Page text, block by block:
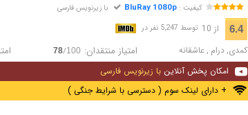
کیفیت :BluRay 1080p با زیرنویس فارسی
6.4 از 10 توسط 5,247 نفر در
کمدی, درام , عاشقانه امتیاز منتقدان: 78/100
امکان پخش آنلاین با زیرنویس فارسی
+ دارای لینک سوم ( دسترسی با شرایط جنگی )